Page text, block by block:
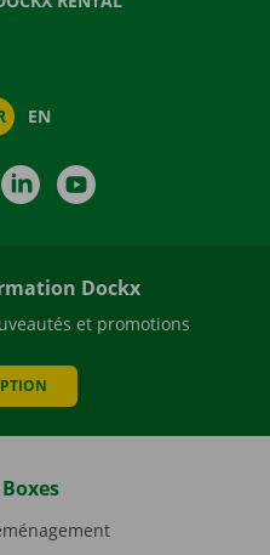
EN
LinkedIn
Dockx
et promotions